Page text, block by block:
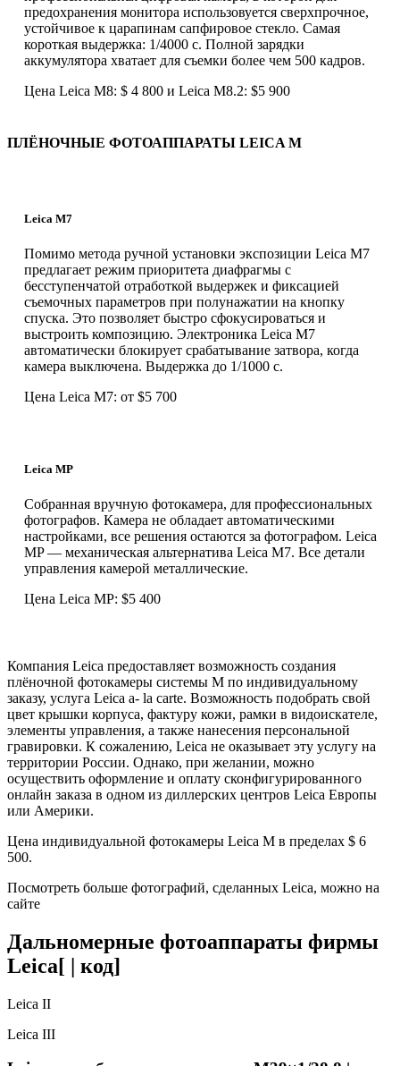
предохранения монитора использовуется сверхпрочное,
устойчивое к царапинам сапфировое стекло. Самая
короткая выдержка: 1/4000 с. Полной зарядки
аккумулятора хватает для съемки более чем 500 кадров.
Цена Leica M8: $ 4 800 и Leica M8.2: $5 900
ПЛЁНОЧНЫЕ ФОТОАППАРАТЫ LEICA M
Leica M7
Помимо метода ручной установки экспозиции Leica M7
предлагает режим приоритета диафрагмы с
бесступенчатой отработкой выдержек и фиксацией
съемочных параметров при полунажатии на кнопку
спуска. Это позволяет быстро сфокусироваться и
выстроить композицию. Электроника Leica M7
автоматически блокирует срабатывание затвора, когда
камера выключена. Выдержка до 1/1000 с.
Цена Leica M7: от $5 700
Leica MP
Cобранная вручную фотокамера, для профессиональных
фотографов. Камера не обладает автоматическими
настройками, все решения остаются за фотографом. Leica
MP — механическая альтернатива Leica M7. Все детали
управления камерой металлические.
Цена Leica MP: $5 400
Компания Leica предоставляет возможность создания
плёночной фотокамеры системы M по индивидуальному
заказу, услуга Leica a- la carte. Возможность подобрать свой
цвет крышки корпуса, фактуру кожи, рамки в видоискателе,
элементы управления, а также нанесения персональной
гравировки. К сожалению, Leica не оказывает эту услугу на
территории России. Однако, при желании, можно
осуществить оформление и оплату сконфигурированного
онлайн заказа в одном из диллерских центров Leica Европы
или Америки.
Цена индивидуальной фотокамеры Leica M в пределах $ 6
500.
Посмотреть больше фотографий, сделанных Leica, можно на
сайте
Дальномерные фотоаппараты фирмы
Leica[ | код]
Leica II
Leica III